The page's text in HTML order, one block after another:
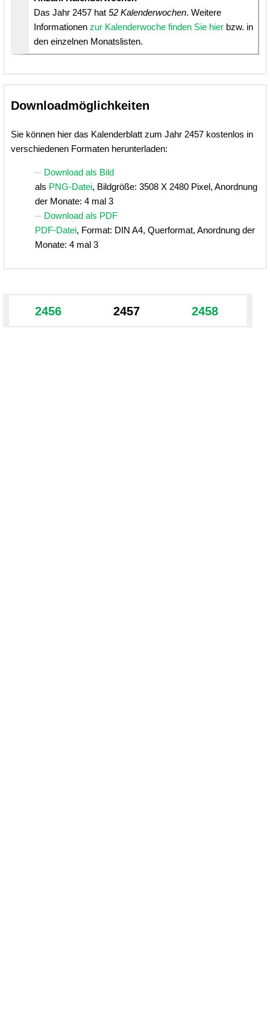
Das Jahr 2457 hat 52 Kalenderwochen. Weitere
Informationen zur Kalenderwoche finden Sie hier bzw. in
den einzelnen Monatslisten.
Downloadmöglichkeiten
Sie können hier das Kalenderblatt zum Jahr 2457 kostenlos in
verschiedenen Formaten herunterladen:
Download als Bild
als PNG-Datei, Bildgröße: 3508 X 2480 Pixel, Anordnung
der Monate: 4 mal 3
Download als PDF
PDF-Datei, Format: DIN A4, Querformat, Anordnung der
Monate: 4 mal 3
2456 2457 2458